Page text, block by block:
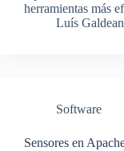
herramientas más
Luís
Software
Sensores en